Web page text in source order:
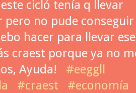
cicló tenía q llevar
pero no pude conseguir
hacer para llevar ese
craest porque ya no
Ayuda!
#eeggll
#craest #economía